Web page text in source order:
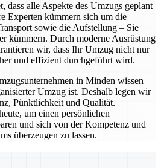
dass alle Aspekte des Umzugs geplant
Experten kümmern sich um die
sowie die Aufstellung – Sie
kümmern. Durch moderne Ausrüstung
wir, dass Ihr Umzug nicht nur
und effizient durchgeführt wird.
in Minden wissen
Umzug ist. Deshalb legen wir
Pünktlichkeit und Qualität.
um einen persönlichen
und sich von der Kompetenz und
überzeugen zu lassen.